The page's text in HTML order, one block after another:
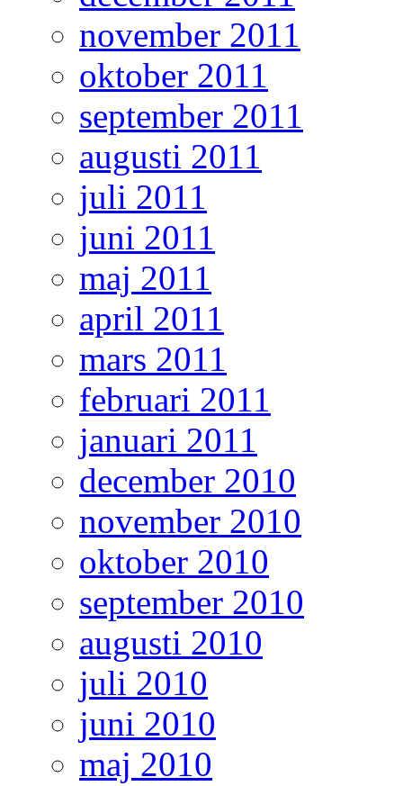
november 2011
oktober 2011
september 2011
augusti 2011
juli 2011
juni 2011
maj 2011
april 2011
mars 2011
februari 2011
januari 2011
december 2010
november 2010
oktober 2010
september 2010
augusti 2010
juli 2010
juni 2010
maj 2010